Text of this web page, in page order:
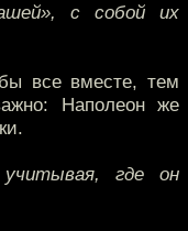
с собой их
все вместе, тем
Наполеон же
учитывая, где он